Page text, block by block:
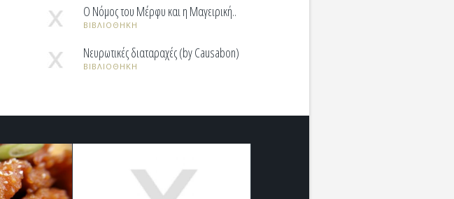
Ο Νόμος του Μέρφυ και η Μαγειρική..
ΒΙΒΛΙΟΘΗΚΗ
Νευρωτικές διαταραχές (by Causabon)
ΒΙΒΛΙΟΘΗΚΗ